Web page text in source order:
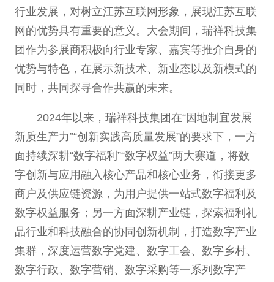
行业发展，对树立江苏互联网形象，展现江苏互联
网的优势具有重要的意义。大会期间，瑞祥科技集
团作为参展商积极向行业专家、嘉宾等推介自身的
优势与特色，在展示新技术、新业态以及新模式的
同时，共同探寻合作共赢的未来。
2024年以来，瑞祥科技集团在“因地制宜发展
新质生产力”“创新实践高质量发展”的要求下，一方
面持续深耕“数字福利”“数字权益”两大赛道，将数
字创新与应用融入核心产品和核心业务，衔接更多
商户及供应链资源，为用户提供一站式数字福利及
数字权益服务；另一方面深耕产业链，探索福利礼
品行业和科技融合的协同创新机制，打造数字产业
集群，深度运营数字党建、数字工会、数字乡村、
数字行政、数字营销、数字采购等一系列数字产